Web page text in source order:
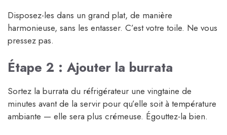
Disposez-les dans un grand plat, de manière
harmonieuse, sans les entasser. C’est votre toile. Ne vous
pressez pas.
Étape 2 : Ajouter la burrata
Sortez la burrata du réfrigérateur une vingtaine de
minutes avant de la servir pour qu’elle soit à température
ambiante — elle sera plus crémeuse. Égouttez-la bien.